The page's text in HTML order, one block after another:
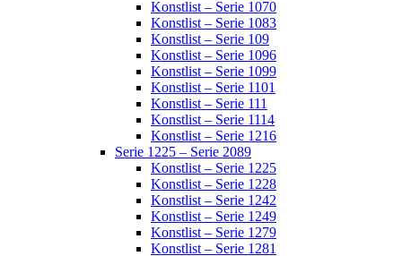
Konstlist – Serie 1070
Konstlist – Serie 1083
Konstlist – Serie 109
Konstlist – Serie 1096
Konstlist – Serie 1099
Konstlist – Serie 1101
Konstlist – Serie 111
Konstlist – Serie 1114
Konstlist – Serie 1216
Serie 1225 – Serie 2089
Konstlist – Serie 1225
Konstlist – Serie 1228
Konstlist – Serie 1242
Konstlist – Serie 1249
Konstlist – Serie 1279
Konstlist – Serie 1281